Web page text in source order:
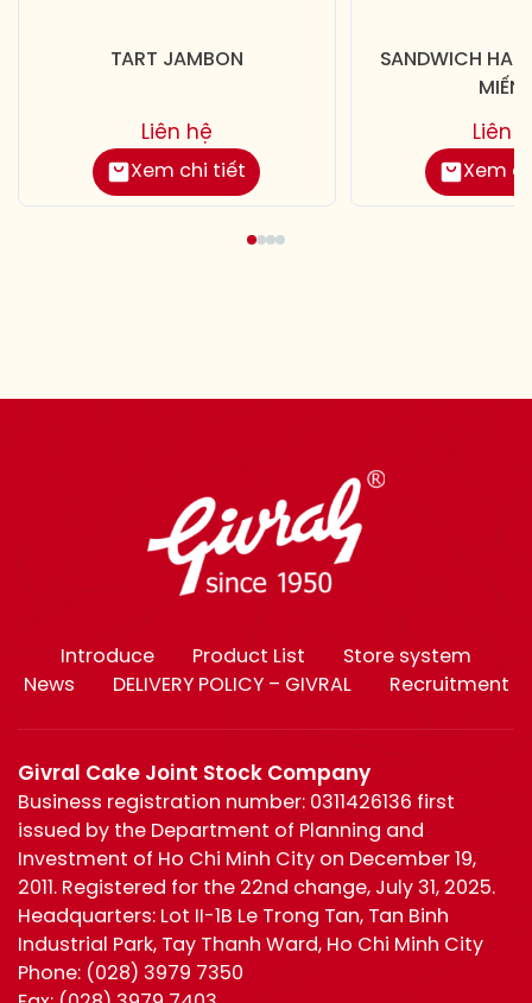
TART JAMBON
Xem chi tiết
Liên hệ
SANDWICH HAM
Xem
Liên
Introduce Product List
Store system
News
DELIVERY POLICY – GIVRAL Recruitment
Givral Cake Joint Stock Company
Business registration number: 0311426136 first
issued by the Department of Planning and
Investment of Ho Chi Minh City on December 19,
2011. Registered for the 22nd change, July 31, 2025.
Headquarters: Lot II-1B Le Trong Tan, Tan Binh
Industrial Park, Tay Thanh Ward, Ho Chi Minh City
Phone: (028) 3979 7350